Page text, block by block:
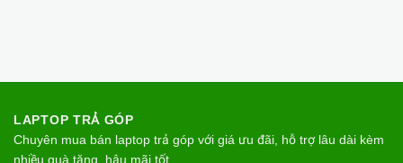
LAPTOP TRẢ GÓP
Chuyên mua bán laptop trả góp với giá ưu đãi, hỗ trợ lâu dài kèm
nhiều quà tặng, hậu mãi tốt.